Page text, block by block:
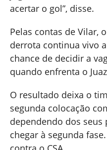
acertar o gol”, disse.
Pelas contas de Vilar,
derrota continua vivo
chance de decidir a
quando enfrenta o
O resultado deixa o
segunda colocação
dependendo dos
chegar à segunda